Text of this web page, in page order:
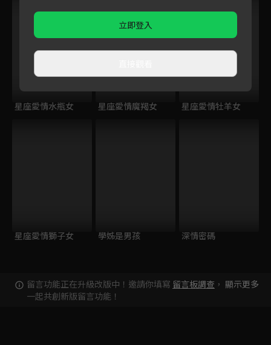
星座愛情水瓶女 星座愛情魔羯女 星座愛情牡羊女
星座愛情獅子女 學姊是男孩 深情密碼
留言功能正在升級改版中！邀請你填寫 留言板調查 ，
一起共創新版留言功能！
顯示更多
立即登入